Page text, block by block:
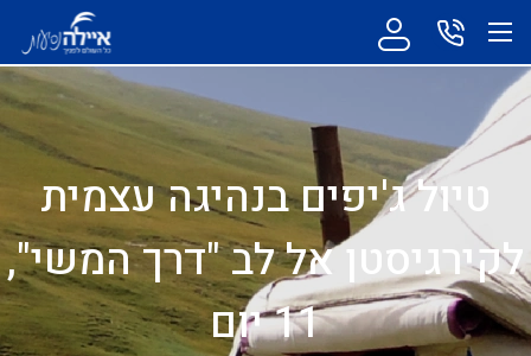
טיול ג'יפים בנהיגה עצמית
לקירגיסטן אל לב "דרך המשי",
11 יום